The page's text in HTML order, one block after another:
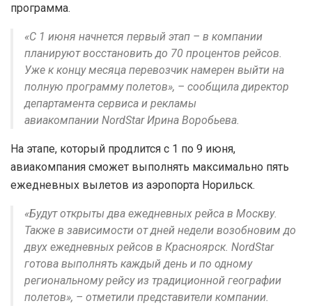
программа.
«С 1 июня начнется первый этап – в компании
планируют восстановить до 70 процентов рейсов.
Уже к концу месяца перевозчик намерен выйти на
полную программу полетов», – сообщила директор
департамента сервиса и рекламы
авиакомпании NordStar Ирина Воробьева.
На этапе, который продлится с 1 по 9 июня,
авиакомпания сможет выполнять максимально пять
ежедневных вылетов из аэропорта Норильск.
«Будут открыты два ежедневных рейса в Москву.
Также в зависимости от дней недели возобновим до
двух ежедневных рейсов в Красноярск. NordStar
готова выполнять каждый день и по одному
региональному рейсу из традиционной географии
полетов», – отметили представители компании.